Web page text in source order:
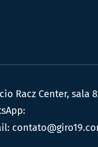
Racz Center, sala